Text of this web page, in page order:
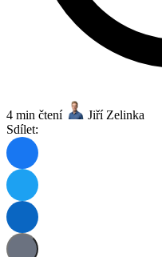
4 min čtení
Jiří Zelinka
Sdílet: